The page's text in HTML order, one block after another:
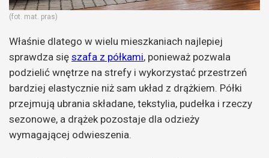
(fot. mat. pras)
Właśnie dlatego w wielu mieszkaniach najlepiej
sprawdza się szafa z półkami, ponieważ pozwala
podzielić wnętrze na strefy i wykorzystać przestrzeń
bardziej elastycznie niż sam układ z drążkiem. Półki
przejmują ubrania składane, tekstylia, pudełka i rzeczy
sezonowe, a drążek pozostaje dla odzieży
wymagającej odwieszenia.